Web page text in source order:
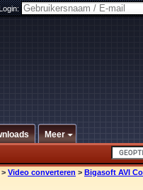
Meer
> Video converteren > Bigasoft AVI